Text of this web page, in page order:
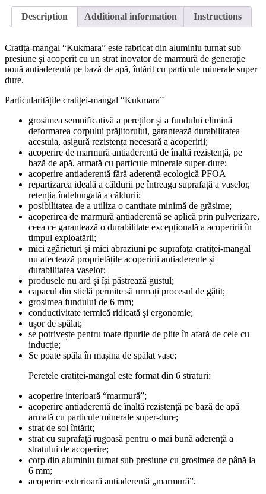
Description Additional information Instructions
Cratița-mangal “Kukmara” este fabricat din aluminiu turnat sub
presiune și acoperit cu un strat inovator de marmură de generație
nouă antiaderentă pe bază de apă, întărit cu particule minerale super
dure.
Particularitățile cratiței-mangal “Kukmara”
grosimea semnificativă a pereților și a fundului elimină
deformarea corpului prăjitorului, garantează durabilitatea
acestuia, asigură rezistența necesară a acoperirii;
acoperire de marmură antiaderentă de înaltă rezistență, pe
bază de apă, armată cu particule minerale super-dure;
acoperire antiaderentă fără aderență ecologică PFOA
repartizarea ideală a căldurii pe întreaga suprafață a vaselor,
retenția îndelungată a căldurii;
posibilitatea de a utiliza o cantitate minimă de grăsime;
acoperirea de marmură antiaderentă se aplică prin pulverizare,
ceea ce garantează o durabilitate excepțională a acoperirii în
timpul exploatării;
mici zgârieturi și mici abraziuni pe suprafața cratiței-mangal
nu afectează proprietățile acoperirii antiaderente și
durabilitatea vaselor;
produsele nu ard și își păstrează gustul;
capacul din sticlă permite să urmați procesul de gătit;
grosimea fundului de 6 mm;
conductivitate termică ridicată și ergonomie;
ușor de spălat;
se potrivește pentru toate tipurile de plite în afară de cele cu
inducție;
Se poate spăla în mașina de spălat vase;
Peretele cratiței-mangal este format din 6 straturi:
acoperire interioară “marmură”;
acoperire antiaderentă de înaltă rezistență pe bază de apă
armată cu particule minerale super-dure;
strat de sol întărit;
strat cu suprafață rugoasă pentru o mai bună aderență a
stratului de acoperire;
corp din aluminiu turnat sub presiune cu grosimea de până la
6 mm;
acoperire exterioară antiaderentă „marmură”.